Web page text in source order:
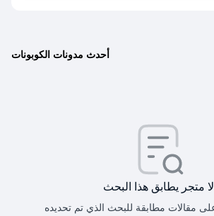
أحدث مدونات الكوبونات
لا متجر يطابق هذا البحث